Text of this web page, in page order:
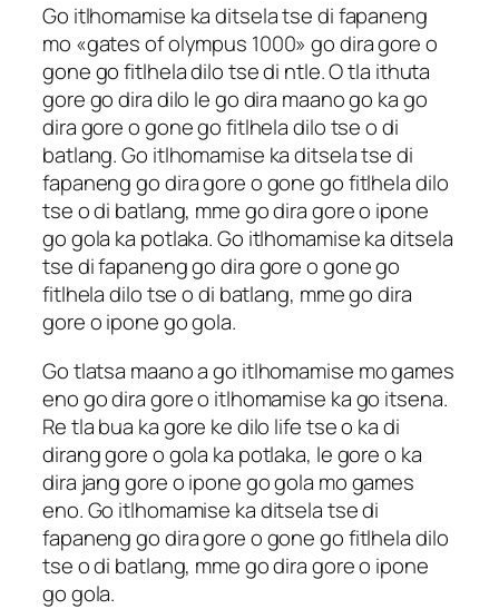
Go itlhomamise ka ditsela tse di fapaneng
mo «gates of olympus 1000» go dira gore o
gone go fitlhela dilo tse di ntle. O tla ithuta
gore go dira dilo le go dira maano go ka go
dira gore o gone go fitlhela dilo tse o di
batlang. Go itlhomamise ka ditsela tse di
fapaneng go dira gore o gone go fitlhela dilo
tse o di batlang, mme go dira gore o ipone
go gola ka potlaka. Go itlhomamise ka ditsela
tse di fapaneng go dira gore o gone go
fitlhela dilo tse o di batlang, mme go dira
gore o ipone go gola.
Go tlatsa maano a go itlhomamise mo games
eno go dira gore o itlhomamise ka go itsena.
Re tla bua ka gore ke dilo life tse o ka di
dirang gore o gola ka potlaka, le gore o ka
dira jang gore o ipone go gola mo games
eno. Go itlhomamise ka ditsela tse di
fapaneng go dira gore o gone go fitlhela dilo
tse o di batlang, mme go dira gore o ipone
go gola.